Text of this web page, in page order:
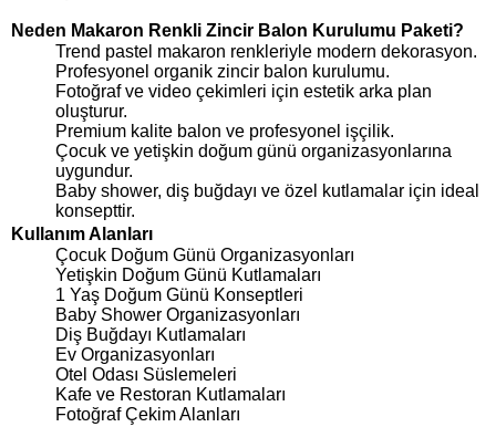
Neden Makaron Renkli Zincir Balon Kurulumu Paketi?
Trend pastel makaron renkleriyle modern dekorasyon.
Profesyonel organik zincir balon kurulumu.
Fotoğraf ve video çekimleri için estetik arka plan
oluşturur.
Premium kalite balon ve profesyonel işçilik.
Çocuk ve yetişkin doğum günü organizasyonlarına
uygundur.
Baby shower, diş buğdayı ve özel kutlamalar için ideal
konsepttir.
Kullanım Alanları
Çocuk Doğum Günü Organizasyonları
Yetişkin Doğum Günü Kutlamaları
1 Yaş Doğum Günü Konseptleri
Baby Shower Organizasyonları
Diş Buğdayı Kutlamaları
Ev Organizasyonları
Otel Odası Süslemeleri
Kafe ve Restoran Kutlamaları
Fotoğraf Çekim Alanları